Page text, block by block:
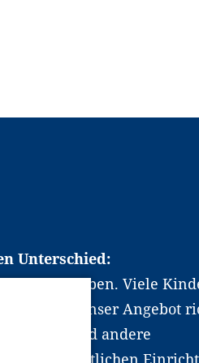
Unterschied:
Berufsleben. Viele
dabei. Unser Angebot
und andere